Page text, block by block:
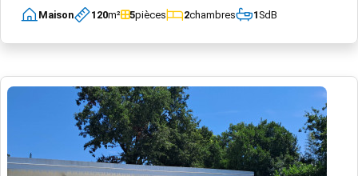
Maison 120m² 5pièces 2chambres 1SdB